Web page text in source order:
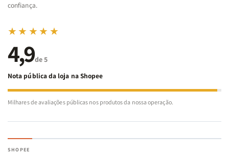
confiança.
★★★★★
4,9de 5
Nota pública da loja na Shopee
Milhares de avaliações públicas nos produtos da nossa operação.
SHOPEE